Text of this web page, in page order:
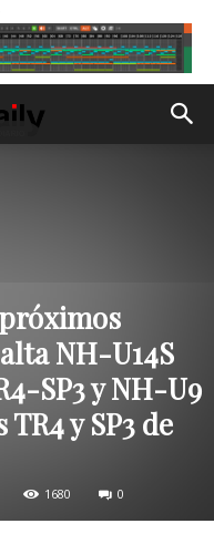
NH-U14S
SP3 y NH-U9
y SP3 de
1680 0